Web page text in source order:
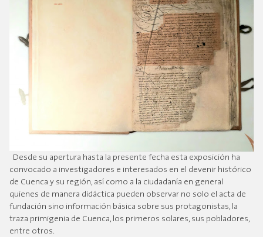
Desde su apertura hasta la presente fecha esta exposición ha
convocado a investigadores e interesados en el devenir histórico
de Cuenca y su región, así como a la ciudadanía en general
quienes de manera didáctica pueden observar no solo el acta de
fundación sino información básica sobre sus protagonistas, la
traza primigenia de Cuenca, los primeros solares, sus pobladores,
entre otros.